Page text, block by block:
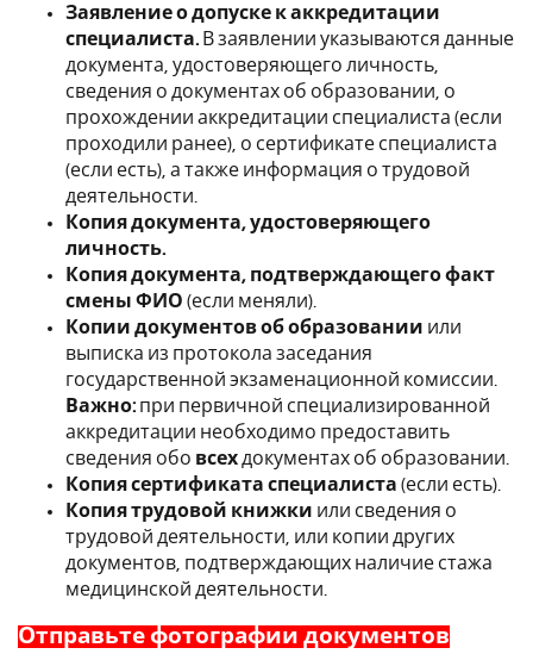
Заявление о допуске к аккредитации
специалиста. В заявлении указываются данные
документа, удостоверяющего личность,
сведения о документах об образовании, о
прохождении аккредитации специалиста (если
проходили ранее), о сертификате специалиста
(если есть), а также информация о трудовой
деятельности.
Копия документа, удостоверяющего
личность.
Копия документа, подтверждающего факт
смены ФИО (если меняли).
Копии документов об образовании или
выписка из протокола заседания
государственной экзаменационной комиссии.
Важно: при первичной специализированной
аккредитации необходимо предоставить
сведения обо всех документах об образовании.
Копия сертификата специалиста (если есть).
Копия трудовой книжки или сведения о
трудовой деятельности, или копии других
документов, подтверждающих наличие стажа
медицинской деятельности.
Отправьте фотографии документов